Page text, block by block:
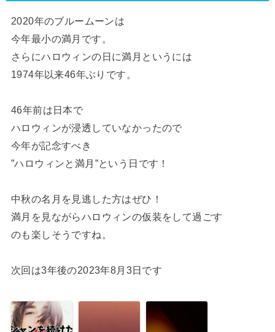
2020年のブルームーンは
今年最小の満月です。
さらにハロウィンの日に満月というには
1974年以来46年ぶりです。
46年前は日本で
ハロウィンが浸透していなかったので
今年が記念すべき
”ハロウィンと満月”という日です！
中秋の名月を見逃した方はぜひ！
満月を見ながらハロウィンの仮装をして過ごす
のも楽しそうですね。
次回は3年後の2023年8月3日です